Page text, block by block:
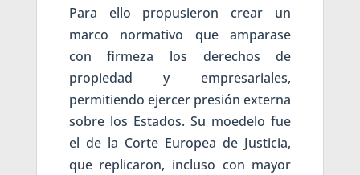
Para ello propusieron crear un
marco normativo que amparase
con firmeza los derechos de
propiedad y empresariales,
permitiendo ejercer presión externa
sobre los Estados. Su moedelo fue
el de la Corte Europea de Justicia,
que replicaron, incluso con mayor